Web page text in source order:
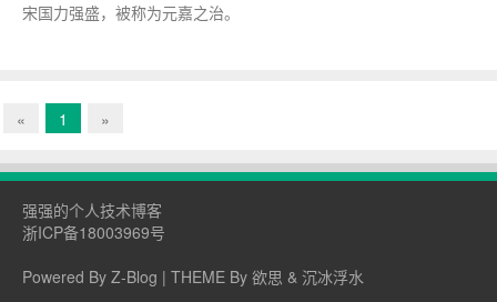
宋国力强盛，被称为元嘉之治。
« 1 »
强强的个人技术博客
浙ICP备18003969号
Powered By Z-Blog | THEME By 欲思 & 沉冰浮水